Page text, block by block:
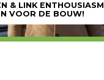
& LINK
VOOR DE BOUW!